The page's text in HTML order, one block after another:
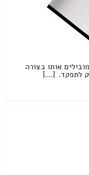
אותו בצורה
לתפקד. […]